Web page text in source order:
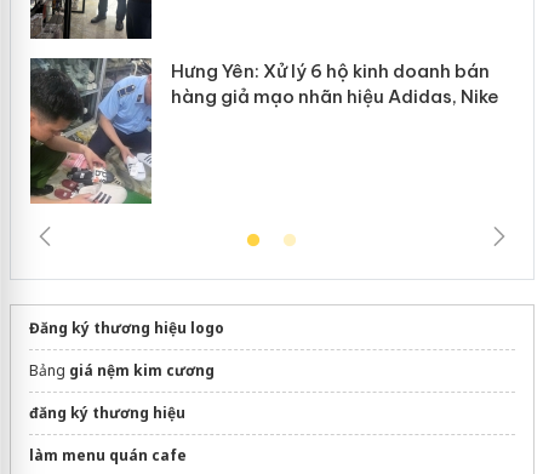
Hưng Yên: Xử lý 6 hộ kinh doanh bán
hàng giả mạo nhãn hiệu Adidas, Nike
Đăng ký thương hiệu logo
Bảng giá nệm kim cương
đăng ký thương hiệu
làm menu quán cafe